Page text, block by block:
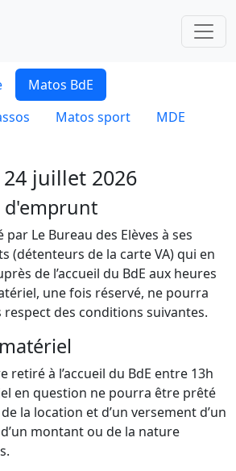
Matos BdE
Matos sport
MDE
juillet 2026
d'emprunt
Le Bureau des Elèves à ses
(détenteurs de la carte VA) qui en
de l’accueil du BdE aux heures
une fois réservé, ne pourra
respect des conditions suivantes.
retiré à l’accueil du BdE entre 13h
en question ne pourra être prêté
la location et d’un versement d’un
montant ou de la nature